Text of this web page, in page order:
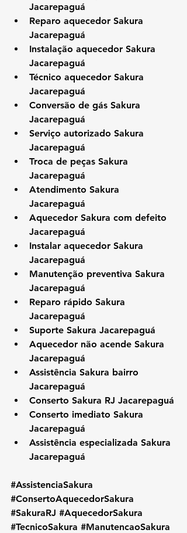
Jacarepaguá
Reparo aquecedor Sakura
Jacarepaguá
Instalação aquecedor Sakura
Jacarepaguá
Técnico aquecedor Sakura
Jacarepaguá
Conversão de gás Sakura
Jacarepaguá
Serviço autorizado Sakura
Jacarepaguá
Troca de peças Sakura
Jacarepaguá
Atendimento Sakura
Jacarepaguá
Aquecedor Sakura com defeito
Jacarepaguá
Instalar aquecedor Sakura
Jacarepaguá
Manutenção preventiva Sakura
Jacarepaguá
Reparo rápido Sakura
Jacarepaguá
Suporte Sakura Jacarepaguá
Aquecedor não acende Sakura
Jacarepaguá
Assistência Sakura bairro
Jacarepaguá
Conserto Sakura RJ Jacarepaguá
Conserto imediato Sakura
Jacarepaguá
Assistência especializada Sakura
Jacarepaguá
#AssistenciaSakura
#ConsertoAquecedorSakura
#SakuraRJ #AquecedorSakura
#TecnicoSakura #ManutencaoSakura